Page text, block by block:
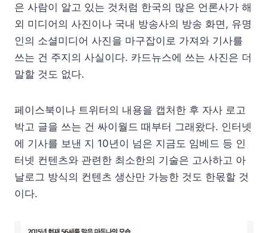
은 사람이 알고 있는 것처럼 한국의 많은 언론사가 해
외 미디어의 사진이나 국내 방송사의 방송 화면, 유명
인의 소셜미디어 사진을 마구잡이로 가져와 기사를
쓰는 건 주지의 사실이다. 카드뉴스에 쓰는 사진은 더
말할 것도 없다.
페이스북이나 트위터의 내용을 캡처한 후 자사 로고
박고 글을 쓰는 건 싸이월드 때부터 그래왔다. 인터넷
에 기사를 보낸 지 10년이 넘은 지금도 임베드 등 인
터넷 컨텐츠와 관련한 최소한의 기술은 고사하고 아
날로그 방식의 컨텐츠 생산만 가능한 것도 한몫할 것
이다.